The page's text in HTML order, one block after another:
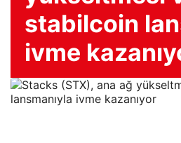
stabilcoin
ivme